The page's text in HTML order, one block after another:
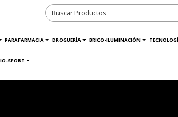
PARAFARMACIA DROGUERÍA BRICO-ILUMINACIÓN
SPORT